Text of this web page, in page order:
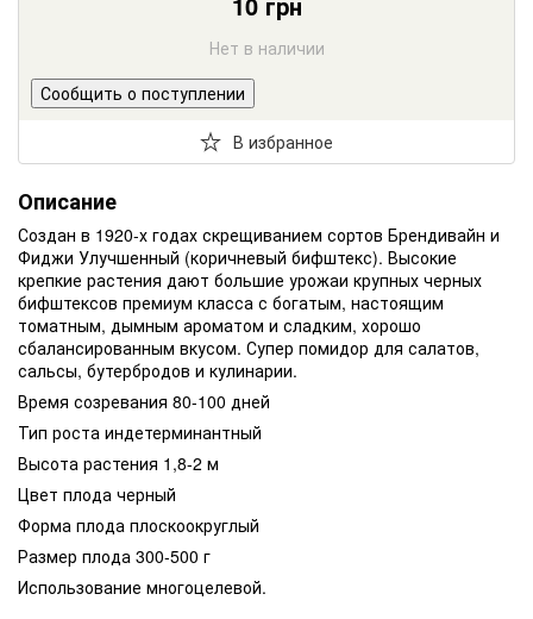
Нет в наличии
Сообщить о поступлении
В избранное
Описание
Создан в 1920-х годах скрещиванием сортов Брендивайн и
Фиджи Улучшенный (коричневый бифштекс). Высокие
крепкие растения дают большие урожаи крупных черных
бифштексов премиум класса с богатым, настоящим
томатным, дымным ароматом и сладким, хорошо
сбалансированным вкусом. Супер помидор для салатов,
сальсы, бутербродов и кулинарии.
Время созревания 80-100 дней
Тип роста индетерминантный
Высота растения 1,8-2 м
Цвет плода черный
Форма плода плоскоокруглый
Размер плода 300-500 г
Использование многоцелевой.